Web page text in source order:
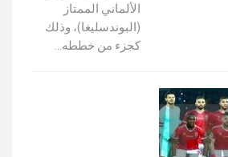
الألماني الممتاز
(البوندسليغا)، وذلك
كجزء من خططه…